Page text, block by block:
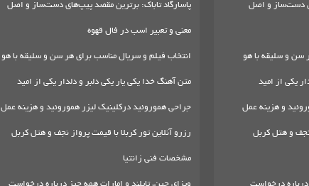
دست‌ساز و اصل
سن و سلیقه با هو
یکی از امید
و هزینه عمل
نجف و هتل کربل
پاسارگاد تاباک: برترین مقصد پیپ‌های دست‌ساز و اصل
معنی و تعبیر اسب در فال قهوه
انتخاب فیلم و سریال مناسب برای هر سن و سلیقه با هو
متن آهنگ خدا یکی یار یکی دلبر و دلدار یکی از امید
جراحی هموروئید درکلینیک لیزر هموروئید و هزینه عمل
رزرو آنلاین تور کربلا با قیمت پرواز نجف و هتل کربل
مشخصات فنی زانتیا